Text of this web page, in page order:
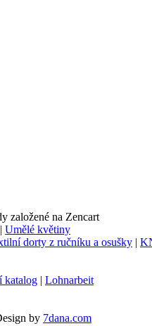
založené na Zencart
| Umělé květiny
dorty z ručníku a osušky |
katalog | Lohnarbeit
by 7dana.com